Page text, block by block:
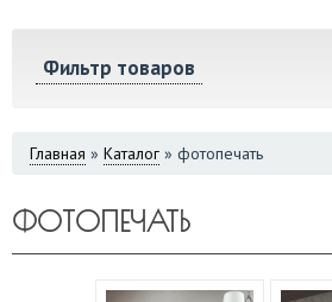
Фильтр товаров
ВЫ
Главная » Каталог » фотопечать
ФОТОПЕЧАТЬ